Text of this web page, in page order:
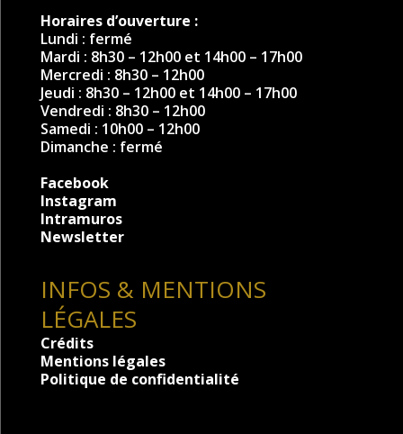
Horaires d’ouverture :
Lundi : fermé
Mardi : 8h30 – 12h00 et 14h00 – 17h00
Mercredi : 8h30 – 12h00
Jeudi : 8h30 – 12h00 et 14h00 – 17h00
Vendredi : 8h30 – 12h00
Samedi : 10h00 – 12h00
Dimanche : fermé
Facebook
Instagram
Intramuros
Newsletter
INFOS & MENTIONS
LÉGALES
Crédits
Mentions légales
Politique de confidentialité